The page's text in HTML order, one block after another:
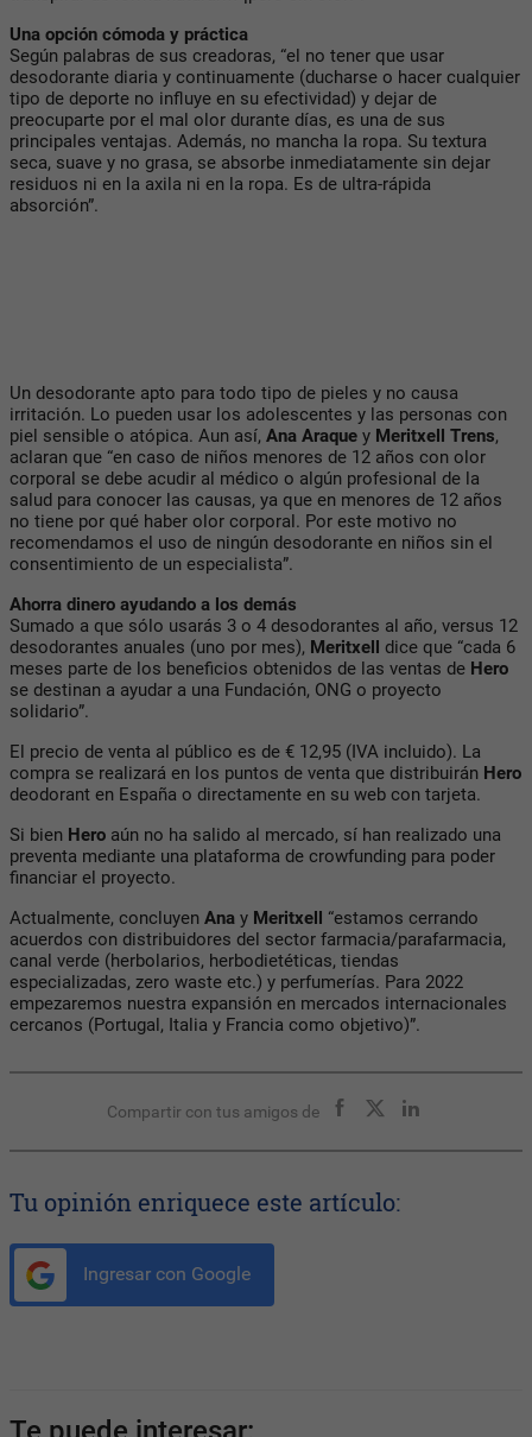
Una opción cómoda y práctica
Según palabras de sus creadoras, “el no tener que usar
desodorante diaria y continuamente (ducharse o hacer cualquier
tipo de deporte no influye en su efectividad) y dejar de
preocuparte por el mal olor durante días, es una de sus
principales ventajas. Además, no mancha la ropa. Su textura
seca, suave y no grasa, se absorbe inmediatamente sin dejar
residuos ni en la axila ni en la ropa. Es de ultra-rápida
absorción”.
Un desodorante apto para todo tipo de pieles y no causa
irritación. Lo pueden usar los adolescentes y las personas con
piel sensible o atópica. Aun así, Ana Araque y Meritxell Trens,
aclaran que “en caso de niños menores de 12 años con olor
corporal se debe acudir al médico o algún profesional de la
salud para conocer las causas, ya que en menores de 12 años
no tiene por qué haber olor corporal. Por este motivo no
recomendamos el uso de ningún desodorante en niños sin el
consentimiento de un especialista”.
Ahorra dinero ayudando a los demás
Sumado a que sólo usarás 3 o 4 desodorantes al año, versus 12
desodorantes anuales (uno por mes), Meritxell dice que “cada 6
meses parte de los beneficios obtenidos de las ventas de Hero
se destinan a ayudar a una Fundación, ONG o proyecto
solidario”.
El precio de venta al público es de € 12,95 (IVA incluido). La
compra se realizará en los puntos de venta que distribuirán Hero
deodorant en España o directamente en su web con tarjeta.
Si bien Hero aún no ha salido al mercado, sí han realizado una
preventa mediante una plataforma de crowfunding para poder
financiar el proyecto.
Actualmente, concluyen Ana y Meritxell “estamos cerrando
acuerdos con distribuidores del sector farmacia/parafarmacia,
canal verde (herbolarios, herbodietéticas, tiendas
especializadas, zero waste etc.) y perfumerías. Para 2022
empezaremos nuestra expansión en mercados internacionales
cercanos (Portugal, Italia y Francia como objetivo)”.
Compartir con tus amigos de
Tu opinión enriquece este artículo:
Ingresar con Google